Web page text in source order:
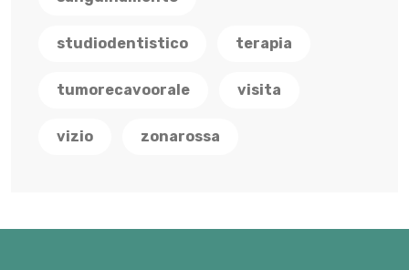
studiodentistico terapia
tumorecavoorale visita
vizio zonarossa